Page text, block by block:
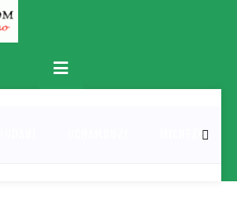
Primary
Menu
MICHEZO